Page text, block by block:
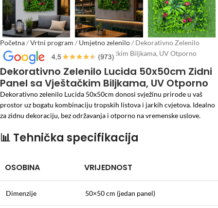
Početna/Vrtni program / Umjetno zelenilo/ Dekorativno Zelenilo
Lucida 50x50cm Zidni Panel sa Vještačkim Biljkama, UV Otporno
Dekorativno Zelenilo Lucida 50x50cm Zidni
Panel sa Vještačkim Biljkama, UV Otporno
Dekorativno zelenilo Lucida 50x50cm donosi svježinu prirode u vaš
prostor uz bogatu kombinaciju tropskih listova i jarkih cvjetova. Idealno
za zidnu dekoraciju, bez održavanja i otporno na vremenske uslove.
📊 Tehnička specifikacija
OSOBINA VRIJEDNOST
Dimenzije 50×50 cm (jedan panel)